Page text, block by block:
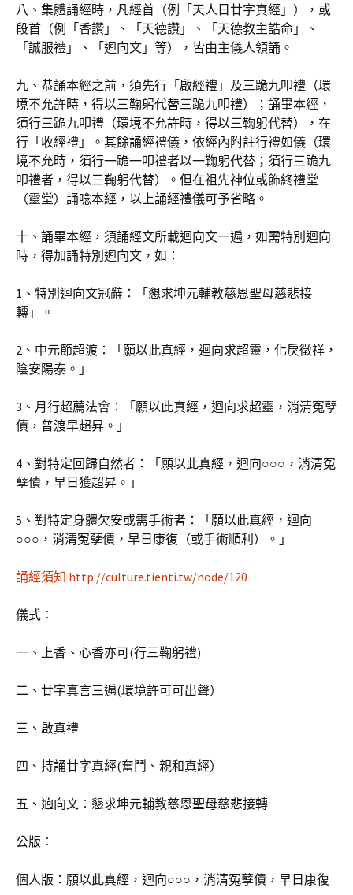
八、集體誦經時，凡經首（例「天人日廿字真經」），或
段首（例「香讚」、「天德讚」、「天德教主誥命」、
「誠服禮」、「迴向文」等），皆由主儀人領誦。
九、恭誦本經之前，須先行「啟經禮」及三跪九叩禮（環
境不允許時，得以三鞠躬代替三跪九叩禮）；誦畢本經，
須行三跪九叩禮（環境不允許時，得以三鞠躬代替），在
行「收經禮」。其餘誦經禮儀，依經內附註行禮如儀（環
境不允時，須行一跪一叩禮者以一鞠躬代替；須行三跪九
叩禮者，得以三鞠躬代替）。但在祖先神位或飾終禮堂
（靈堂）誦唸本經，以上誦經禮儀可予省略。
十、誦畢本經，須誦經文所載迴向文一遍，如需特別迴向
時，得加誦特別迴向文，如：
1、特別迴向文冠辭：「懇求坤元輔教慈恩聖母慈悲接
轉」。
2、中元節超渡：「願以此真經，迴向求超靈，化戾徵祥，
陰安陽泰。」
3、月行超薦法會：「願以此真經，迴向求超靈，消清冤孽
債，普渡早超昇。」
4、對特定回歸自然者：「願以此真經，迴向○○○，消清冤
孽債，早日獲超昇。」
5、對特定身體欠安或需手術者：「願以此真經，迴向
○○○，消清冤孽債，早日康復（或手術順利）。」
誦經須知 http://culture.tienti.tw/node/120
儀式︰
一、上香、心香亦可(行三鞠躬禮)
二、廿字真言三遍(環境許可可出聲）
三、啟真禮
四、持誦廿字真經(奮鬥、親和真經）
五、逈向文︰懇求坤元輔教慈恩聖母慈悲接轉
公版︰
個人版：願以此真經，迴向○○○，消清冤孽債，早日康復